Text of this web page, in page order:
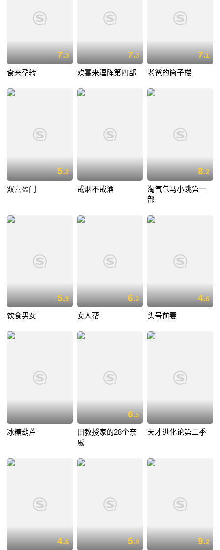
7.3
食来孕转
7.3
欢喜来逗阵第四部
7.1
老爸的筒子楼
5.2
双喜盈门 戒烟不戒酒
8.2
淘气包马小跳第一
部
5.9
饮食男女
6.2
女人帮
4.6
头号前妻
冰糖葫芦
6.5
田教授家的28个亲
戚
天才进化论第二季
4.6 5.9 9.2